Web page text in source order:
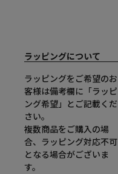
ラッピングについて
ラッピングをご希望のお
客様は備考欄に「ラッピ
ング希望」とご記載くだ
さい。
複数商品をご購入の場
合、ラッピング対応不可
となる場合がございま
す。